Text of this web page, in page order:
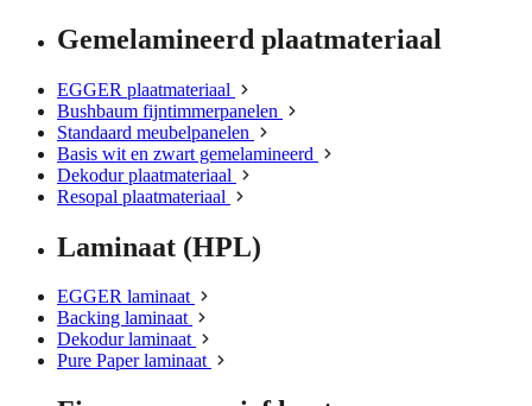
Gemelamineerd plaatmateriaal
EGGER plaatmateriaal
Bushbaum fijntimmerpanelen
Standaard meubelpanelen
Basis wit en zwart gemelamineerd
Dekodur plaatmateriaal
Resopal plaatmateriaal
Laminaat (HPL)
EGGER laminaat
Backing laminaat
Dekodur laminaat
Pure Paper laminaat